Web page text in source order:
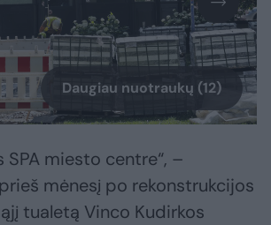
Daugiau nuotraukų (12)
SPA miesto centre“, –
mėnesį po rekonstrukcijos
tualetą Vinco Kudirkos